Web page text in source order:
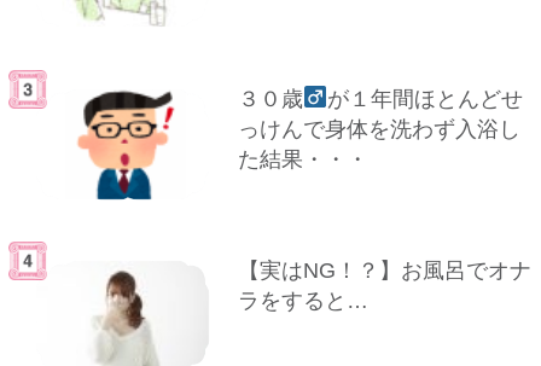
３０歳
が１年間ほとんどせ
っけんで身体を洗わず入浴し
た結果・・・
【実はNG！？】お風呂でオナ
ラをすると…